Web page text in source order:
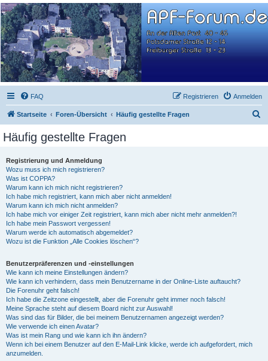
APF-Forum.de
WEG: An der Alten Post 40-46, Potsdamer Str. 12-14, Freiburger Str. 13-23
FAQ Anmelden
Registrieren
Startseite Foren-Übersicht Häufig gestellte Fragen
Häufig gestellte Fragen
Registrierung und Anmeldung
Wozu muss ich mich registrieren?
Was ist COPPA?
Warum kann ich mich nicht registrieren?
Ich habe mich registriert, kann mich aber nicht anmelden!
Warum kann ich mich nicht anmelden?
Ich habe mich vor einiger Zeit registriert, kann mich aber nicht mehr anmelden?!
Ich habe mein Passwort vergessen!
Warum werde ich automatisch abgemeldet?
Wozu ist die Funktion „Alle Cookies löschen“?
Benutzerpräferenzen und -einstellungen
Wie kann ich meine Einstellungen ändern?
Wie kann ich verhindern, dass mein Benutzername in der Online-Liste auftaucht?
Die Forenuhr geht falsch!
Ich habe die Zeitzone eingestellt, aber die Forenuhr geht immer noch falsch!
Meine Sprache steht auf diesem Board nicht zur Auswahl!
Was sind das für Bilder, die bei meinem Benutzernamen angezeigt werden?
Wie verwende ich einen Avatar?
Was ist mein Rang und wie kann ich ihn ändern?
Wenn ich bei einem Benutzer auf den E-Mail-Link klicke, werde ich aufgefordert, mich
anzumelden.